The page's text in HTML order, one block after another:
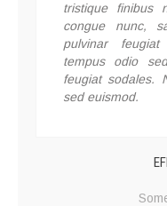
tristique finibus
congue nunc,
pulvinar
tempus odio
feugiat sodales.
sed euismod.